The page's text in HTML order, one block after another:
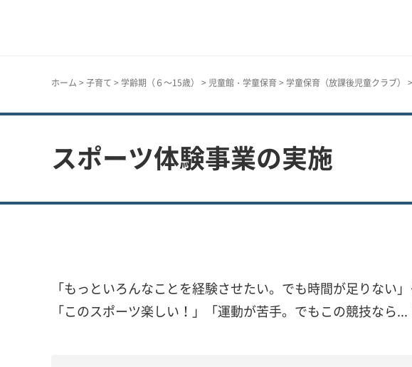
ホーム > 子育て > 学齢期（６～15歳） > 児童館・学童保育 > 学童保育（放課後児童クラブ）
スポーツ体験事業の実施
「もっといろんなことを経験させたい。でも時間が足りない
「このスポーツ楽しい！」「運動が苦手。でもこの競技なら